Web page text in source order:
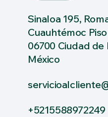
Sinaloa 195,
Cuauhtémoc
06700 Ciudad de
México
+5215588972249